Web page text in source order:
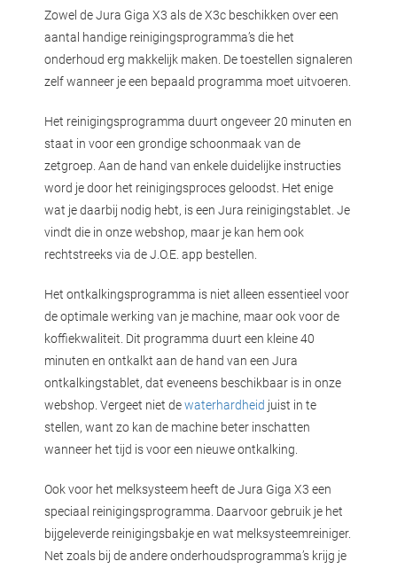
Zowel de Jura Giga X3 als de X3c beschikken over een
aantal handige reinigingsprogramma’s die het
onderhoud erg makkelijk maken. De toestellen signaleren
zelf wanneer je een bepaald programma moet uitvoeren.
Het reinigingsprogramma duurt ongeveer 20 minuten en
staat in voor een grondige schoonmaak van de
zetgroep. Aan de hand van enkele duidelijke instructies
word je door het reinigingsproces geloodst. Het enige
wat je daarbij nodig hebt, is een Jura reinigingstablet. Je
vindt die in onze webshop, maar je kan hem ook
rechtstreeks via de J.O.E. app bestellen.
Het ontkalkingsprogramma is niet alleen essentieel voor
de optimale werking van je machine, maar ook voor de
koffiekwaliteit. Dit programma duurt een kleine 40
minuten en ontkalkt aan de hand van een Jura
ontkalkingstablet, dat eveneens beschikbaar is in onze
webshop. Vergeet niet dewaterhardheid juist in te
stellen, want zo kan de machine beter inschatten
wanneer het tijd is voor een nieuwe ontkalking.
Ook voor het melksysteem heeft de Jura Giga X3 een
speciaal reinigingsprogramma. Daarvoor gebruik je het
bijgeleverde reinigingsbakje en wat melksysteemreiniger.
Net zoals bij de andere onderhoudsprogramma’s krijg je